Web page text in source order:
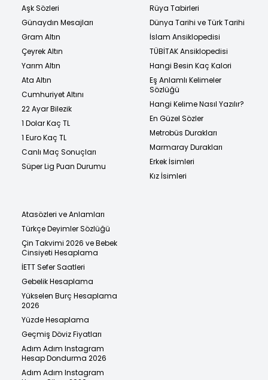
Aşk Sözleri
Günaydın Mesajları
Gram Altın
Çeyrek Altın
Yarım Altın
Ata Altın
Cumhuriyet Altını
22 Ayar Bilezik
1 Dolar Kaç TL
1 Euro Kaç TL
Canlı Maç Sonuçları
Süper Lig Puan Durumu
Rüya Tabirleri
Dünya Tarihi ve Türk Tarihi
İslam Ansiklopedisi
TÜBİTAK Ansiklopedisi
Hangi Besin Kaç Kalori
Eş Anlamlı Kelimeler
Sözlüğü
Hangi Kelime Nasıl Yazılır?
En Güzel Sözler
Metrobüs Durakları
Marmaray Durakları
Erkek İsimleri
Kız İsimleri
Atasözleri ve Anlamları
Türkçe Deyimler Sözlüğü
Çin Takvimi 2026 ve Bebek
Cinsiyeti Hesaplama
İETT Sefer Saatleri
Gebelik Hesaplama
Yükselen Burç Hesaplama
2026
Yüzde Hesaplama
Geçmiş Döviz Fiyatları
Adım Adım Instagram
Hesap Dondurma 2026
Adım Adım Instagram